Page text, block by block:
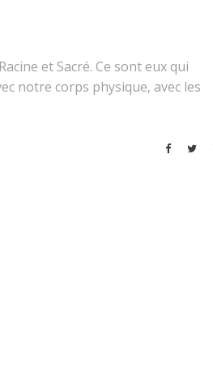
et Sacré. Ce sont eux qui
notre corps physique, avec les